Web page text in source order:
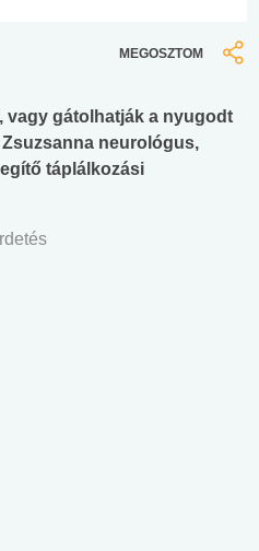
MEGOSZTOM
vagy gátolhatják a nyugodt
neurológus,
táplálkozási